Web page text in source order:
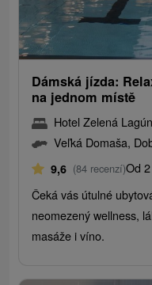
Dámská jízda:
na jednom místě
Hotel Zelená
Veľká Domaša,
9,6 (84 recenzí)Od
Čeká vás útulné
neomezený wellness,
masáže i víno.